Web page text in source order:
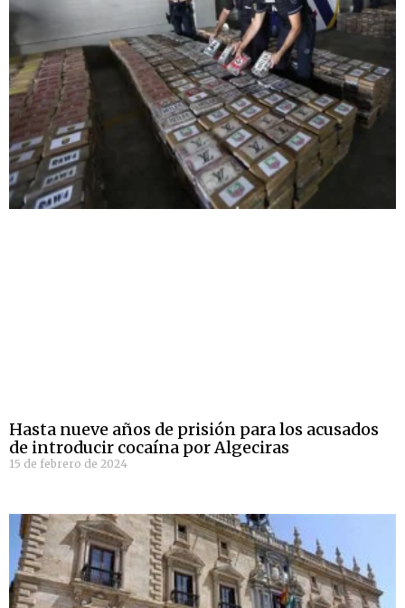
Hasta nueve años de prisión para los acusados
de introducir cocaína por Algeciras
15 de febrero de 2024